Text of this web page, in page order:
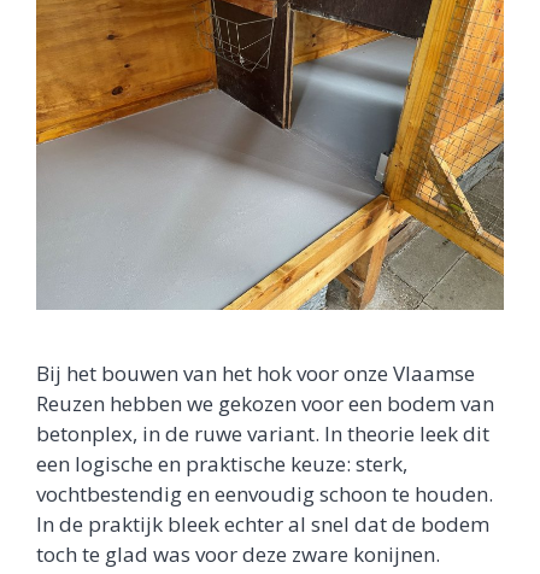
Bij het bouwen van het hok voor onze Vlaamse
Reuzen hebben we gekozen voor een bodem van
betonplex, in de ruwe variant. In theorie leek dit
een logische en praktische keuze: sterk,
vochtbestendig en eenvoudig schoon te houden.
In de praktijk bleek echter al snel dat de bodem
toch te glad was voor deze zware konijnen.